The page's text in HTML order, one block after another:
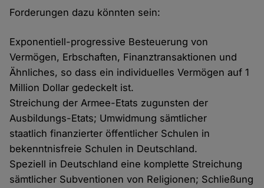
Forderungen dazu könnten sein:
Exponentiell-progressive Besteuerung von
Vermögen, Erbschaften, Finanztransaktionen und
Ähnliches, so dass ein individuelles Vermögen auf 1
Million Dollar gedeckelt ist.
Streichung der Armee-Etats zugunsten der
Ausbildungs-Etats; Umwidmung sämtlicher
staatlich finanzierter öffentlicher Schulen in
bekenntnisfreie Schulen in Deutschland.
Speziell in Deutschland eine komplette Streichung
sämtlicher Subventionen von Religionen; Schließung